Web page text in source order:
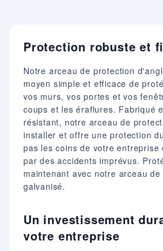
Protection robuste et
Notre arceau de protection
moyen simple et efficace de
vos murs, vos portes et vos
coups et les éraflures. Fabriqué
résistant, notre arceau de
installer et offre une protection
pas les coins de votre entreprise
par des accidents imprévus.
maintenant avec notre arceau
galvanisé.
Un investissement
votre entreprise